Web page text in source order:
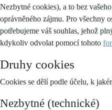
Nezbytné cookies), a to bez
oprávněného zájmu. Pro všechny
potřebujeme váš souhlas, jehož
kdykoliv odvolat pomocí tohoto
Druhy cookies
Cookies se dělí podle účelu, k
Nezbytné (technické)